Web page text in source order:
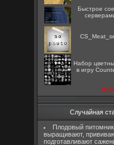
Быстрое
Набор
в игру
Случайная
Плодовый
выращивают,
подготавливают